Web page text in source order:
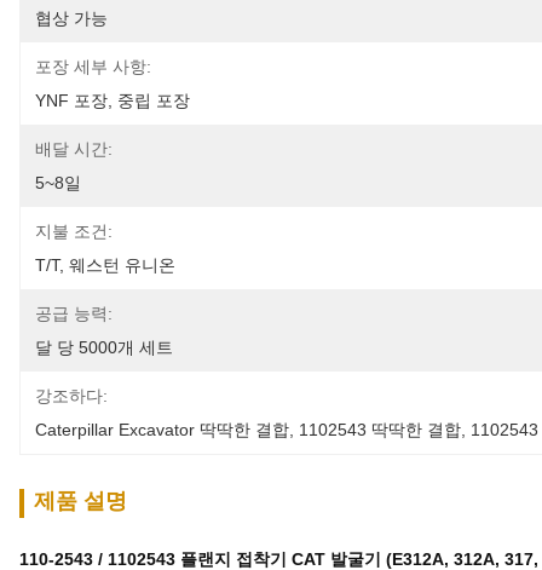
협상 가능
포장 세부 사항:
YNF 포장, 중립 포장
배달 시간:
5~8일
지불 조건:
T/T, 웨스턴 유니온
공급 능력:
달 당 5000개 세트
강조하다:
Caterpillar Excavator 딱딱한 결합 1102543 딱딱한 결합
제품 설명
110-2543 / 1102543 플랜지 접착기 CAT 발굴기 (E312A, 312A,